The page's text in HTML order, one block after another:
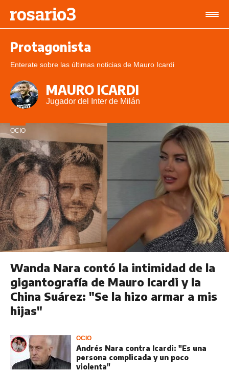
Protagonista
Enterate sobre las últimas noticias de Mauro Icardi
MAURO ICARDI
Jugador del Inter de Milán
OCIO
Wanda Nara contó la intimidad de la
gigantografía de Mauro Icardi y la
China Suárez: "Se la hizo armar a mis
hijas"
OCIO
Andrés Nara contra Icardi: "Es una
persona complicada y un poco
violenta"